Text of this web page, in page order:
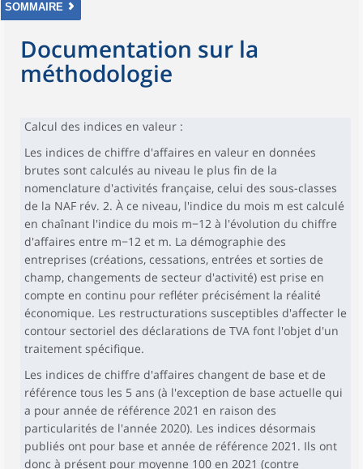
SOMMAIRE
Documentation sur la
méthodologie
Calcul des indices en valeur :
Les indices de chiffre d'affaires en valeur en données
brutes sont calculés au niveau le plus fin de la
nomenclature d'activités française, celui des sous-classes
de la NAF rév. 2. À ce niveau, l'indice du mois m est calculé
en chaînant l'indice du mois m−12 à l'évolution du chiffre
d'affaires entre m−12 et m. La démographie des
entreprises (créations, cessations, entrées et sorties de
champ, changements de secteur d'activité) est prise en
compte en continu pour refléter précisément la réalité
économique. Les restructurations susceptibles d'affecter le
contour sectoriel des déclarations de TVA font l'objet d'un
traitement spécifique.
Les indices de chiffre d'affaires changent de base et de
référence tous les 5 ans (à l'exception de base actuelle qui
a pour année de référence 2021 en raison des
particularités de l'année 2020). Les indices désormais
publiés ont pour base et année de référence 2021. Ils ont
donc à présent pour moyenne 100 en 2021 (contre